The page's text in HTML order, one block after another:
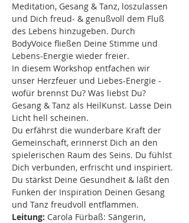
Meditation, Gesang & Tanz, loszulassen
und Dich freud- & genußvoll dem Fluß
des Lebens hinzugeben. Durch
BodyVoice fließen Deine Stimme und
Lebens-Energie wieder freier.
In diesem Workshop entfachen wir
unser Herzfeuer und Liebes-Energie -
wofür brennst Du? Was liebst Du?
Gesang & Tanz als HeilKunst. Lasse Dein
Licht hell scheinen.
Du erfährst die wunderbare Kraft der
Gemeinschaft, erinnerst Dich an den
spielerischen Raum des Seins. Du fühlst
Dich verbunden, erfrischt und inspiriert.
Du stärkst Deine Gesundheit & läßt den
Funken der Inspiration Deinen Gesang
und Tanz freudvoll entflammen.
Leitung: Carola Fürbaß: Sängerin,